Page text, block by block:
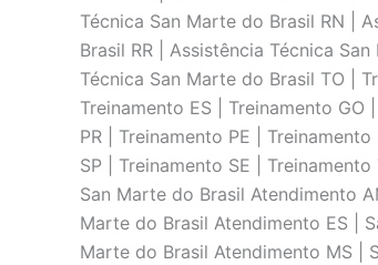
Técnica San Marte do Brasil RN |
Brasil RR | Assistência Técnica
Técnica San Marte do Brasil TO |
Treinamento ES | Treinamento
PR | Treinamento PE |
SP | Treinamento SE |
San Marte do Brasil Atendimento
Marte do Brasil Atendimento ES |
Marte do Brasil Atendimento MS |